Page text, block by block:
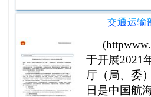
于开展2021
厅（局、委
日是中国航